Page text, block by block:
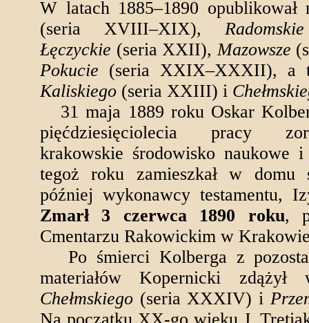
W latach 1885–1890
(seria XVIII–XIX), Radomskie
Łęczyckie (seria XXII),Mazowsze
Pokucie (seria XXIX–XXXII), a
Kaliskiego (seria XXIII) i
31 maja 1889 roku Oskar
pięćdziesięciolecia pracy
krakowskie środowisko naukowe
tegoż roku zamieszkał w domu
później wykonawcy testamentu,
Zmarł 3 czerwca 1890 roku,
Cmentarzu Rakowickim w
Po śmierci Kolberga z
materiałów Kopernicki zdążył
Chełmskiego (seria XXXIV) i